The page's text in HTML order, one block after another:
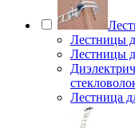
Лестницы
Лестницы
Лестница